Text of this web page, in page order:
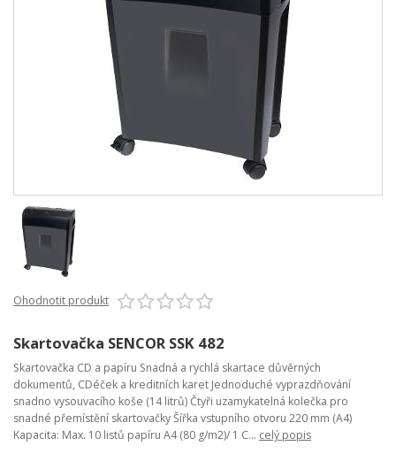
Ohodnotit produkt
Skartovačka SENCOR SSK 482
Skartovačka CD a papíru Snadná a rychlá skartace důvěrných
dokumentů, CDéček a kreditních karet Jednoduché vyprazdňování
snadno vysouvacího koše (14 litrů) Čtyři uzamykatelná kolečka pro
snadné přemístění skartovačky Šířka vstupního otvoru 220 mm (A4)
Kapacita: Max. 10 listů papíru A4 (80 g/m2)/ 1 C... celý popis